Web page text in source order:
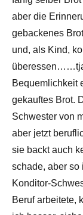
aber die
gebackenes
und, als Kind,
Bequemlichkeit
gekauftes Brot.
Schwester von
aber jetzt
sie backt auch
schade, aber so
Konditor-
Beruf arbeitete,